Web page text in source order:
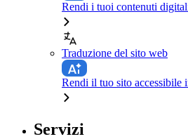
Rendi i tuoi contenuti
Traduzione del sito web
Rendi il tuo sito accessibile
Servizi